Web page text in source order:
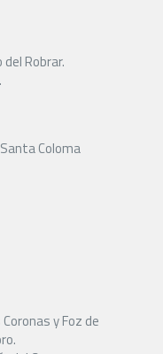
Robrar.
Coloma
y Foz de